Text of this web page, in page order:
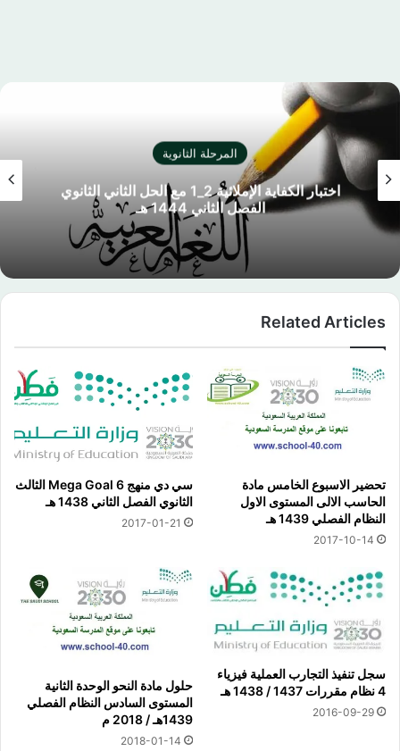
المرحلة الثانوية
اختبار الكفاية الإملائية 2_1 مع الحل الثاني الثانوي
الفصل الثاني 1444 هـ
Related Articles
تحضير الاسبوع الخامس مادة
الحاسب الالى المستوى الاول
النظام الفصلي 1439 هـ
2017-10-14
سي دي منهج Mega Goal 6 الثالث
الثانوي الفصل الثاني 1438 هـ
2017-01-21
سجل تنفيذ التجارب العملية فيزياء
4 نظام مقررات 1437 / 1438 هـ
2016-09-29
حلول مادة النحو الوحدة الثانية
المستوى السادس النظام الفصلي
1439هـ / 2018 م
2018-01-14